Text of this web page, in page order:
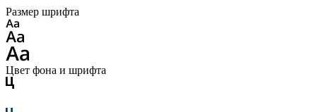
Размер шрифта
Цвет фона и шрифта